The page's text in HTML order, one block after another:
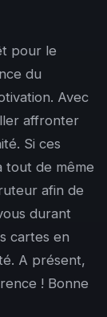
pour le
du
Avec
affronter
Si ces
tout de même
afin de
durant
cartes en
A présent,
! Bonne